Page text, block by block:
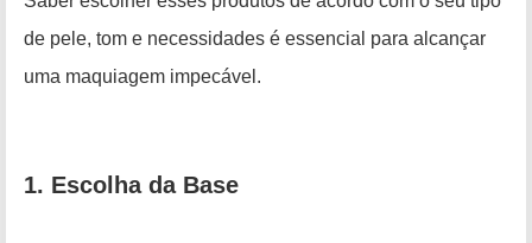
de pele, tom e necessidades é essencial para alcançar
uma maquiagem impecável.
1. Escolha da Base